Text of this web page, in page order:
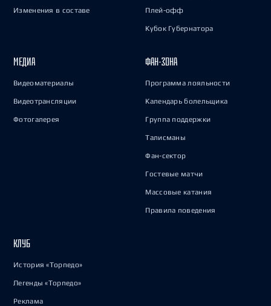
Изменения в составе Плей-офф
Кубок Губернатора
МЕДИА
Видеоматериалы
Видеотрансляции
Фотогалерея
ФАН-ЗОНА
Программа лояльности
Календарь болельщика
Группа поддержки
Талисманы
Фан-сектор
Гостевые матчи
Массовые катания
Правила поведения
КЛУБ
История «Торпедо»
Легенды «Торпедо»
Реклама